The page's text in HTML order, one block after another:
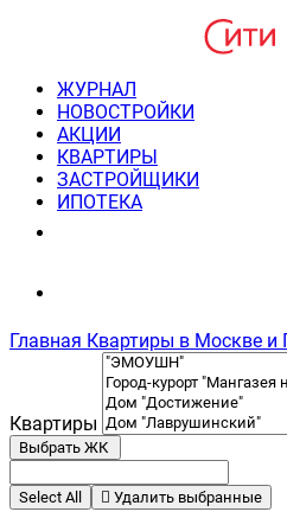
ЖУРНАЛ
НОВОСТРОЙКИ
АКЦИИ
КВАРТИРЫ
ЗАСТРОЙЩИКИ
ИПОТЕКА
Главная Квартиры в Москве и
Квартиры
Выбрать ЖК
Select All Удалить выбранные